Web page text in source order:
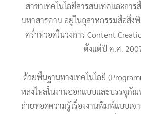
สาขาเทคโนโลยีสารสนเทศและกา
มหาสารคาม อยู่ในอุสาหกรรมสื่อสิ่ง
คร่ำหวอดในวงการ Content
ตั้งแต่ปี ค.ศ.
ด้วยพื้นฐานทางเทคโนโลยี
หลงไหลในงานออกแบบและบรรจุภัณ
ถ่ายทอดความรู้เรื่องงานพิมพ์แบบเจ